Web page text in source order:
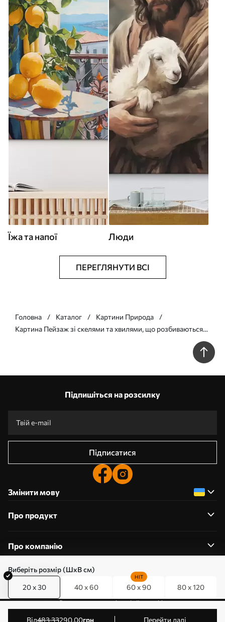
Виберіть розмір (ШхВ см)
20 x 30 40 x 60 60 x 90
HIT
80 x 120
від483.33290.00грн Перейти далі
Їжа та напої Люди
ПЕРЕГЛЯНУТИ ВСІ
Головна Каталог
Картини Природа
Картина Пейзаж зі скелями та хвилями, що розбиваються
Підпишіться на розсилку
Підписатися
Змінити мову
Про продукт
Про компанію
0800357223
Редагування дозволів на файли cookie
© 2011-2026 Art-holst. Усі права захищені. Власник: